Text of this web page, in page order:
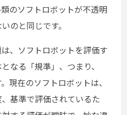
のソフトロボットが不透明
のと同じです。
、ソフトロボットを評価す
なる「規準」、つまり、
現在のソフトロボットは、
基準で評価されているた